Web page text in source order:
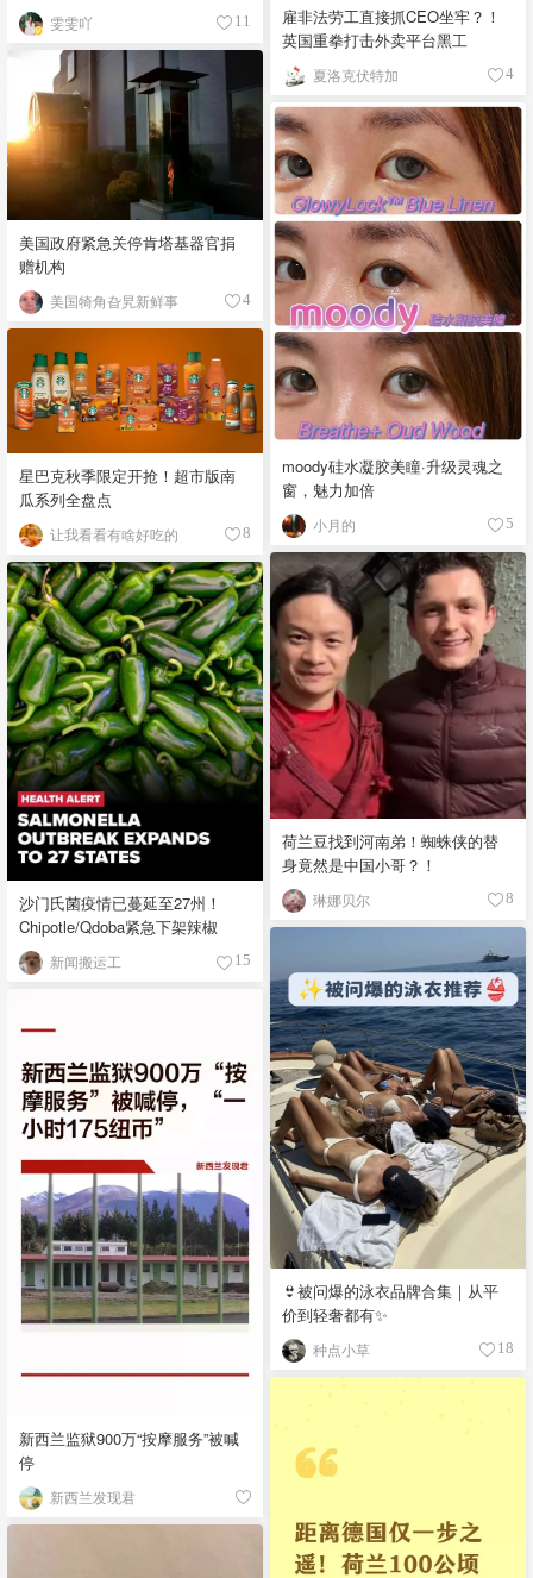
雯雯吖 11
雇非法劳工直接抓CEO坐牢？！
英国重拳打击外卖平台黑工
夏洛克伏特加 4
美国政府紧急关停肯塔基器官捐
赠机构
美国犄角旮旯新鲜事 4
moody硅水凝胶美瞳·升级灵魂之
窗，魅力加倍
小月的 5
星巴克秋季限定开抢！超市版南
瓜系列全盘点
让我看看有啥好吃的 8
荷兰豆找到河南弟！蜘蛛侠的替
身竟然是中国小哥？！
琳娜贝尔 8
沙门氏菌疫情已蔓延至27州！
Chipotle/Qdoba紧急下架辣椒
新闻搬运工 15
👙被问爆的泳衣品牌合集｜从平
价到轻奢都有✨
种点小草 18
新西兰监狱900万“按摩服务”被喊
停
新西兰发现君